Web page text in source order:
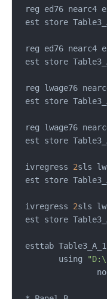
reg ed76 nearc4
est store
reg ed76 nearc4
est store
reg lwage76
est store
reg lwage76
est store
ivregress 2sls
est store
ivregress 2sls
est store
esttab
        using